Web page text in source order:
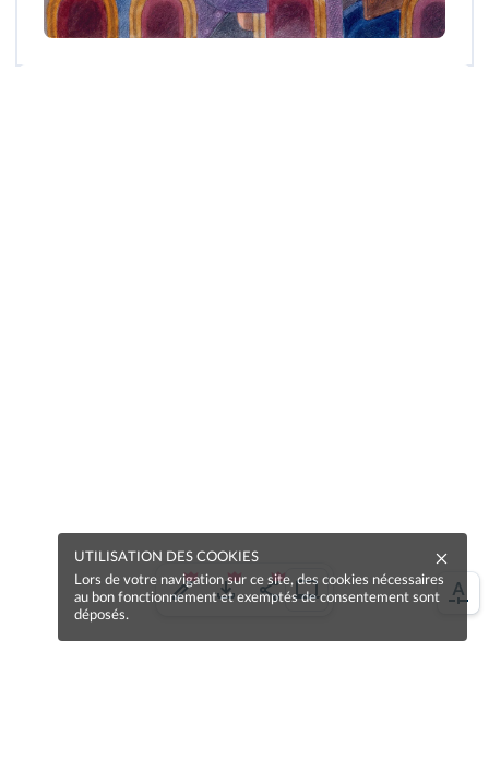
UTILISATION DES COOKIES
Lors de votre navigation sur ce site, des cookies nécessaires
au bon fonctionnement et exemptés de consentement sont
déposés.